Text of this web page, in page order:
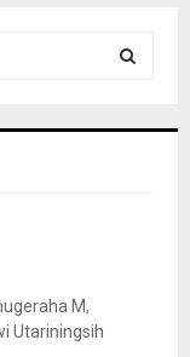
M,
Utariningsih